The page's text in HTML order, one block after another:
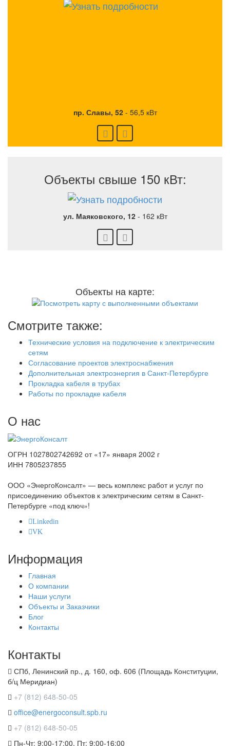
пр. Славы, 52- 56,5 кВт
Объекты свыше 150 кВт:
ул. Маяковского, 12- 162 кВт
Объекты на карте:
Смотрите также:
Технические условия на подключение к электрическим
сетям
Согласование проектов электроснабжения
Дополнительная электроэнергия в Санкт-Петербурге
Прокладка кабеля в трубах
Работы по прокладке кабеля
О нас
ОГРН 1027802742692 от «17» января 2002 г
ИНН 7805237855
ООО «ЭнергоКонсалт» — весь комплекс работ и услуг по
присоединению объектов к электрическим сетям в Санкт-
Петербурге «под ключ»!
Linkedin
VK
Информация
Главная
О компании
Наши услуги
Объекты и Заказчики
Блог
Контакты
Контакты
СПб, Ленинский пр., д. 160, оф. 606 (Площадь Конституции,
б/ц Меридиан)
+7 (812) 648-50-05
office@energoconsult.spb.ru
+7 (812) 648-50-05
Пн-Чт: 9:00-17:00, Пт: 9:00-16:00